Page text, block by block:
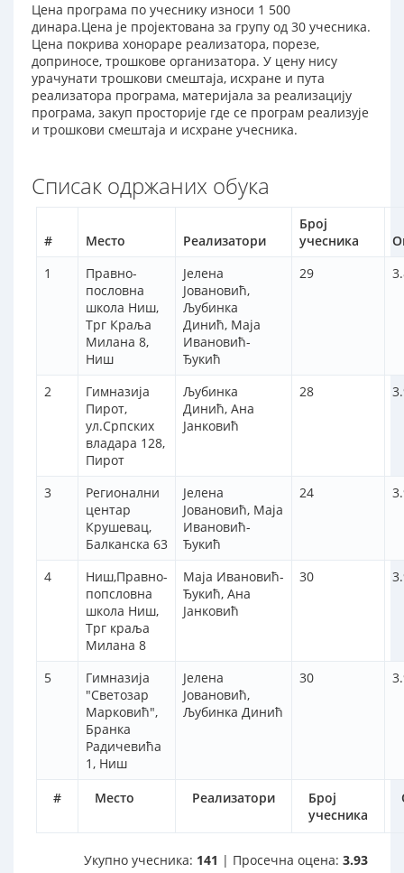
Цена програма по учеснику износи 1 500
динара.Цена је пројектована за групу од 30 учесника.
Цена покрива хонораре реализатора, порезе,
доприносе, трошкове организатора. У цену нису
урачунати трошкови смештаја, исхране и пута
реализатора програма, материјала за реализацију
програма, закуп просторије где се програм реализује
и трошкови смештаја и исхране учесника.
Списак одржаних обука
# Место Реализатори
Број
учесника
# Место Реализатори
Број
учесника
1
Правно-
пословна
школа Ниш,
Трг Краља
Милана 8,
Ниш
Јелена
Јовановић,
Љубинка
Динић, Маја
Ивановић-
Ђукић
29
2
Гимназија
Пирот,
ул.Српских
владара 128,
Пирот
Љубинка
Динић, Aна
Јанковић
28
3
Регионални
центар
Крушевац,
Балканска 63
Јелена
Јовановић, Маја
Ивановић-
Ђукић
24
4
Ниш,Правно-
попсловна
школа Ниш,
Трг краља
Милана 8
Маја Ивановић-
Ђукић, Aна
Јанковић
30
5
Гимназија
"Светозар
Марковић",
Бранка
Радичевића
1, Ниш
Јелена
Јовановић,
Љубинка Динић
30
Укупно учесника: 141 | Просечна оцена: 3.93